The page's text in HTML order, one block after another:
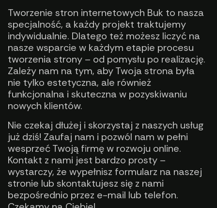
Tworzenie stron internetowych Buk to nasza
specjalność, a każdy projekt traktujemy
indywidualnie. Dlatego też możesz liczyć na
nasze wsparcie w każdym etapie procesu
tworzenia strony – od pomysłu po realizację.
Zależy nam na tym, aby Twoja strona była
nie tylko estetyczna, ale również
funkcjonalna i skuteczna w pozyskiwaniu
nowych klientów.
Nie czekaj dłużej i skorzystaj z naszych usług
już dziś! Zaufaj nam i pozwól nam w pełni
wesprzeć Twoją firmę w rozwoju online.
Kontakt z nami jest bardzo prosty –
wystarczy, że wypełnisz formularz na naszej
stronie lub skontaktujesz się z nami
bezpośrednio przez e-mail lub telefon.